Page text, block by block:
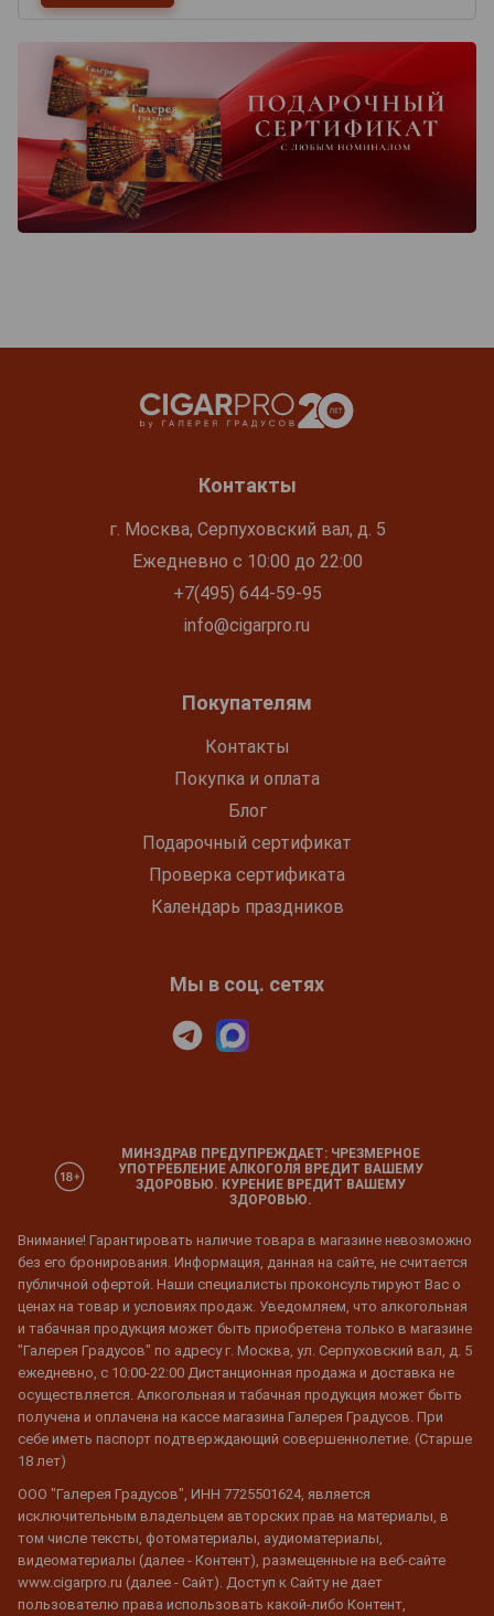
Контакты
г. Москва, Серпуховский вал, д. 5
Ежедневно с 10:00 до 22:00
+7(495) 644-59-95
info@cigarpro.ru
Покупателям
Контакты
Покупка и оплата
Блог
Подарочный сертификат
Проверка сертификата
Календарь праздников
Мы в соц. сетях
МИНЗДРАВ ПРЕДУПРЕЖДАЕТ: ЧРЕЗМЕРНОЕ
УПОТРЕБЛЕНИЕ АЛКОГОЛЯ ВРЕДИТ ВАШЕМУ
ЗДОРОВЬЮ. КУРЕНИЕ ВРЕДИТ ВАШЕМУ
ЗДОРОВЬЮ.
Внимание! Гарантировать наличие товара в магазине невозможно
без его бронирования. Информация, данная на сайте, не считается
публичной офертой. Наши специалисты проконсультируют Вас о
ценах на товар и условиях продаж. Уведомляем, что алкогольная
и табачная продукция может быть приобретена только в магазине
"Галерея Градусов" по адресу г. Москва, ул. Серпуховский вал, д. 5
ежедневно, с 10:00-22:00 Дистанционная продажа и доставка не
осуществляется. Алкогольная и табачная продукция может быть
получена и оплачена на кассе магазина Галерея Градусов. При
себе иметь паспорт подтверждающий совершеннолетие. (Старше
18 лет)
ООО "Галерея Градусов", ИНН 7725501624, является
исключительным владельцем авторских прав на материалы, в
том числе тексты, фотоматериалы, аудиоматериалы,
видеоматериалы (далее - Контент), размещенные на веб-сайте
www.cigarpro.ru (далее - Сайт). Доступ к Сайту не дает
пользователю права использовать какой-либо Контент,